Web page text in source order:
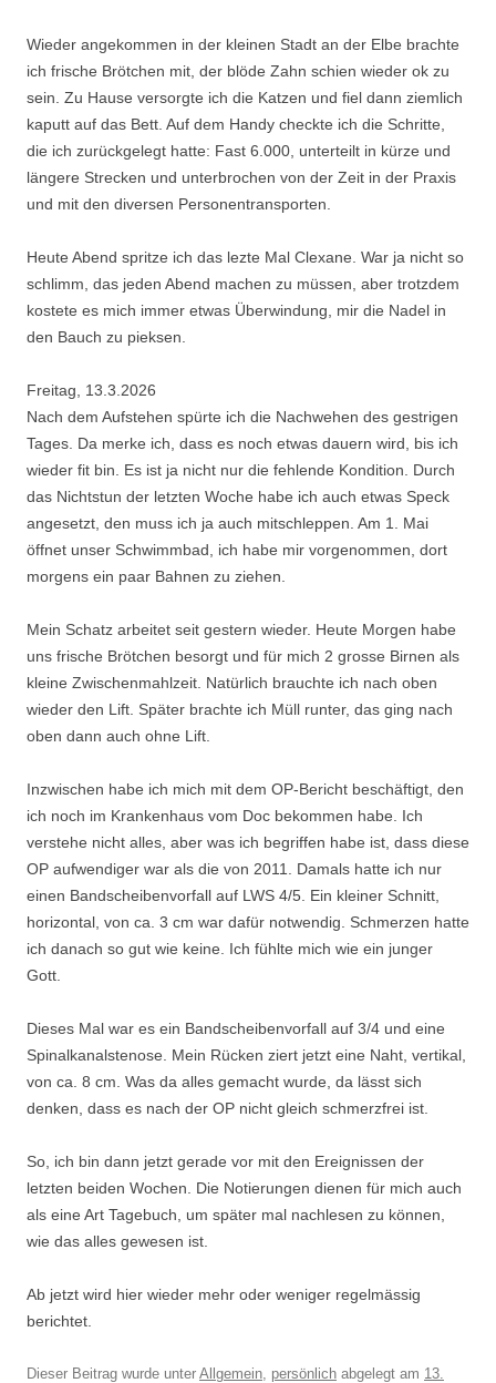
Wieder angekommen in der kleinen Stadt an der Elbe brachte
ich frische Brötchen mit, der blöde Zahn schien wieder ok zu
sein. Zu Hause versorgte ich die Katzen und fiel dann ziemlich
kaputt auf das Bett. Auf dem Handy checkte ich die Schritte,
die ich zurückgelegt hatte: Fast 6.000, unterteilt in kürze und
längere Strecken und unterbrochen von der Zeit in der Praxis
und mit den diversen Personentransporten.
Heute Abend spritze ich das lezte Mal Clexane. War ja nicht so
schlimm, das jeden Abend machen zu müssen, aber trotzdem
kostete es mich immer etwas Überwindung, mir die Nadel in
den Bauch zu pieksen.
Freitag, 13.3.2026
Nach dem Aufstehen spürte ich die Nachwehen des gestrigen
Tages. Da merke ich, dass es noch etwas dauern wird, bis ich
wieder fit bin. Es ist ja nicht nur die fehlende Kondition. Durch
das Nichtstun der letzten Woche habe ich auch etwas Speck
angesetzt, den muss ich ja auch mitschleppen. Am 1. Mai
öffnet unser Schwimmbad, ich habe mir vorgenommen, dort
morgens ein paar Bahnen zu ziehen.
Mein Schatz arbeitet seit gestern wieder. Heute Morgen habe
uns frische Brötchen besorgt und für mich 2 grosse Birnen als
kleine Zwischenmahlzeit. Natürlich brauchte ich nach oben
wieder den Lift. Später brachte ich Müll runter, das ging nach
oben dann auch ohne Lift.
Inzwischen habe ich mich mit dem OP-Bericht beschäftigt, den
ich noch im Krankenhaus vom Doc bekommen habe. Ich
verstehe nicht alles, aber was ich begriffen habe ist, dass diese
OP aufwendiger war als die von 2011. Damals hatte ich nur
einen Bandscheibenvorfall auf LWS 4/5. Ein kleiner Schnitt,
horizontal, von ca. 3 cm war dafür notwendig. Schmerzen hatte
ich danach so gut wie keine. Ich fühlte mich wie ein junger
Gott.
Dieses Mal war es ein Bandscheibenvorfall auf 3/4 und eine
Spinalkanalstenose. Mein Rücken ziert jetzt eine Naht, vertikal,
von ca. 8 cm. Was da alles gemacht wurde, da lässt sich
denken, dass es nach der OP nicht gleich schmerzfrei ist.
So, ich bin dann jetzt gerade vor mit den Ereignissen der
letzten beiden Wochen. Die Notierungen dienen für mich auch
als eine Art Tagebuch, um später mal nachlesen zu können,
wie das alles gewesen ist.
Ab jetzt wird hier wieder mehr oder weniger regelmässig
berichtet.
Dieser Beitrag wurde unter Allgemein, persönlich abgelegt am 13.